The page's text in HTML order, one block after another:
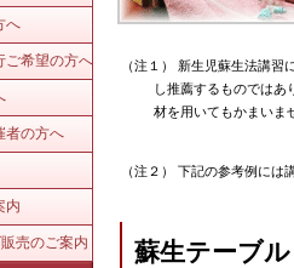
へ
ご希望の方へ
者の方へ
内
売のご案内
（注１） 新生児蘇生法講
し推薦するものではあ
材を用いてもかまいま
（注２） 下記の参考例に
蘇生テーブ